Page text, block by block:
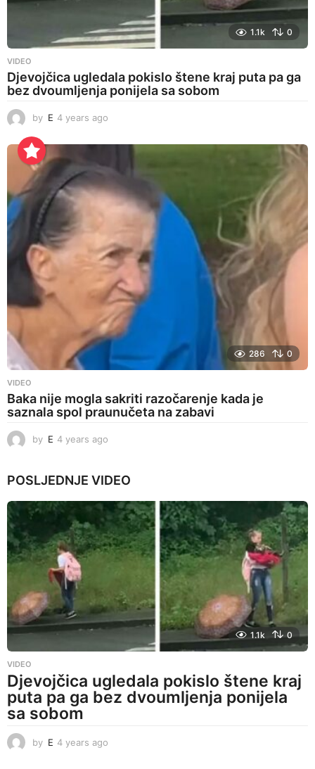
1.1k 0
VIDEO
Djevojčica ugledala pokislo štene kraj puta pa ga
bez dvoumljenja ponijela sa sobom
by E 4 years ago
e
s
a
286 0
VIDEO
Baka nije mogla sakriti razočarenje kada je
saznala spol praunučeta na zabavi
by E 4 years ago
a
a
g
o
POSLJEDNJE VIDEO
1.1k 0
VIDEO
Djevojčica ugledala pokislo štene kraj
puta pa ga bez dvoumljenja ponijela
sa sobom
by E 4 years ago